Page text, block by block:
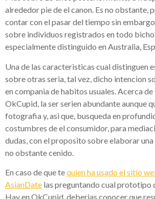
alrededor pie de el canon. Es no obstante,
contar con el pasar del tiempo sin
sobre individuos registrados en todo bicho
especialmente distinguido en Australia,
Una de las caracteristicas cual distinguen
sobre otras seri­a, tal vez, dicho intencion
en compania de habitos usuales. Acerca
OkCupid, la ser seri­en abundante aunque
fotografia y, asi que, busqueda en
costumbres de el consumidor, para
dudas, con el proposito sobre elaborar
no obstante cenido.
En caso de que tequien ha usado el sitio
AsianDate las preguntando cual prototipo
Hay en OkCupid, deberias conocer que